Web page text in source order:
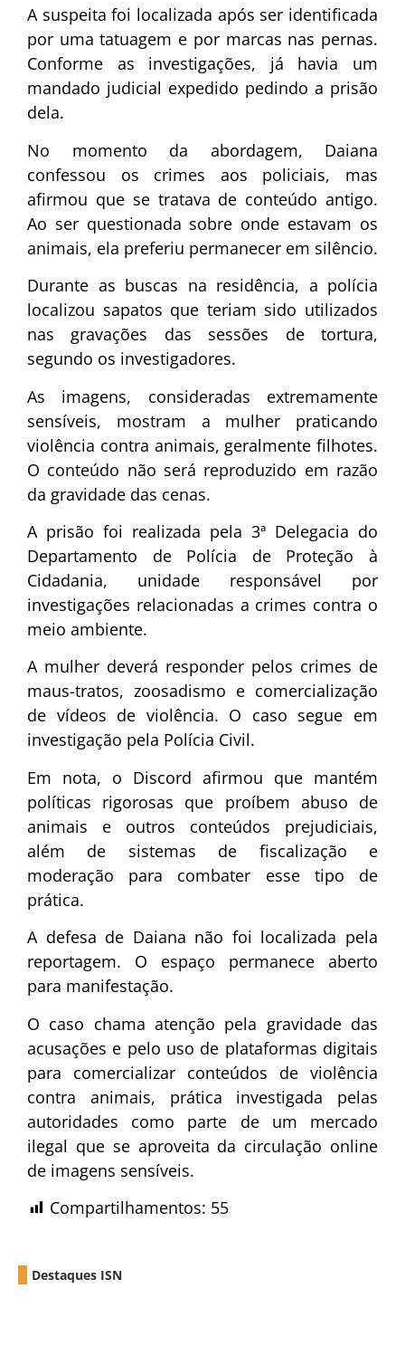
A suspeita foi localizada após ser identificada
por uma tatuagem e por marcas nas pernas.
Conforme as investigações, já havia um
mandado judicial expedido pedindo a prisão
dela.
No momento da abordagem, Daiana
confessou os crimes aos policiais, mas
afirmou que se tratava de conteúdo antigo.
Ao ser questionada sobre onde estavam os
animais, ela preferiu permanecer em silêncio.
Durante as buscas na residência, a polícia
localizou sapatos que teriam sido utilizados
nas gravações das sessões de tortura,
segundo os investigadores.
As imagens, consideradas extremamente
sensíveis, mostram a mulher praticando
violência contra animais, geralmente filhotes.
O conteúdo não será reproduzido em razão
da gravidade das cenas.
A prisão foi realizada pela 3ª Delegacia do
Departamento de Polícia de Proteção à
Cidadania, unidade responsável por
investigações relacionadas a crimes contra o
meio ambiente.
A mulher deverá responder pelos crimes de
maus-tratos, zoosadismo e comercialização
de vídeos de violência. O caso segue em
investigação pela Polícia Civil.
Em nota, o Discord afirmou que mantém
políticas rigorosas que proíbem abuso de
animais e outros conteúdos prejudiciais,
além de sistemas de fiscalização e
moderação para combater esse tipo de
prática.
A defesa de Daiana não foi localizada pela
reportagem. O espaço permanece aberto
para manifestação.
O caso chama atenção pela gravidade das
acusações e pelo uso de plataformas digitais
para comercializar conteúdos de violência
contra animais, prática investigada pelas
autoridades como parte de um mercado
ilegal que se aproveita da circulação online
de imagens sensíveis.
Compartilhamentos: 55
Destaques ISN